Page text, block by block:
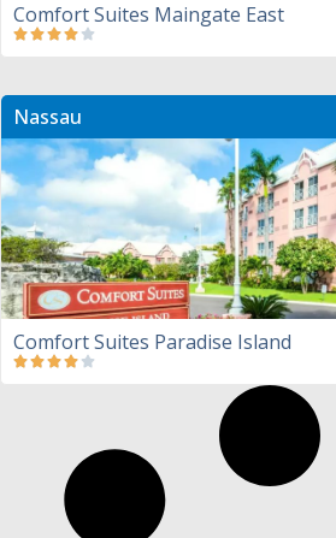
Comfort Suites Maingate East
Nassau
Comfort Suites Paradise Island